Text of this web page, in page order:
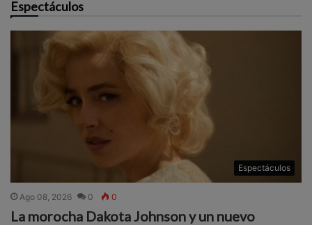
Espectáculos
Espectáculos
Ago 08, 2026 0 0
La morocha Dakota Johnson y un nuevo